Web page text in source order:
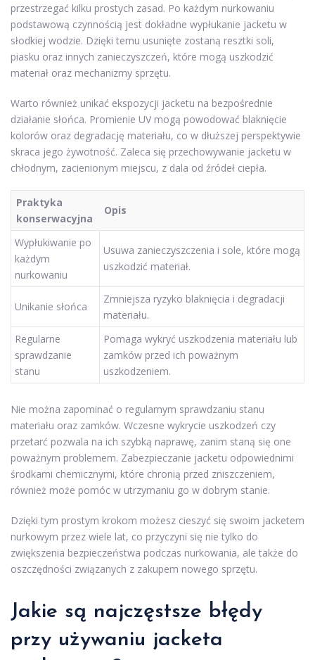
przestrzegać kilku prostych zasad. Po każdym nurkowaniu
podstawową czynnością jest dokładne wypłukanie jacketu w
słodkiej wodzie. Dzięki temu usunięte zostaną resztki soli,
piasku oraz innych zanieczyszczeń, które mogą uszkodzić
materiał oraz mechanizmy sprzętu.
Warto również unikać ekspozycji jacketu na bezpośrednie
działanie słońca. Promienie UV mogą powodować blaknięcie
kolorów oraz degradację materiału, co w dłuższej perspektywie
skraca jego żywotność. Zaleca się przechowywanie jacketu w
chłodnym, zacienionym miejscu, z dala od źródeł ciepła.
Praktyka
konserwacyjna
Opis
Wypłukiwanie po
każdym
nurkowaniu
Usuwa zanieczyszczenia i sole, które mogą
uszkodzić materiał.
Unikanie słońca
Zmniejsza ryzyko blaknięcia i degradacji
materiału.
Regularne
sprawdzanie
stanu
Pomaga wykryć uszkodzenia materiału lub
zamków przed ich poważnym
uszkodzeniem.
Nie można zapominać o regularnym sprawdzaniu stanu
materiału oraz zamków. Wczesne wykrycie uszkodzeń czy
przetarć pozwala na ich szybką naprawę, zanim staną się one
poważnym problemem. Zabezpieczanie jacketu odpowiednimi
środkami chemicznymi, które chronią przed zniszczeniem,
również może pomóc w utrzymaniu go w dobrym stanie.
Dzięki tym prostym krokom możesz cieszyć się swoim jacketem
nurkowym przez wiele lat, co przyczyni się nie tylko do
zwiększenia bezpieczeństwa podczas nurkowania, ale także do
oszczędności związanych z zakupem nowego sprzętu.
Jakie są najczęstsze błędy
przy używaniu jacketa